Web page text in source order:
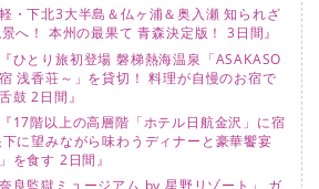
・下北3大半島＆仏ヶ浦＆奥入瀬 知られざ
へ！ 本州の最果て 青森決定版！ 3日間』
ひとり旅初登場 磐梯熱海温泉「ASAKASO
浅香荘～」を貸切！ 料理が自慢のお宿で
鼓 2日間』
17階以上の高層階「ホテル日航金沢」に宿
に望みながら味わうディナーと豪華饗宴
を食す 2日間』